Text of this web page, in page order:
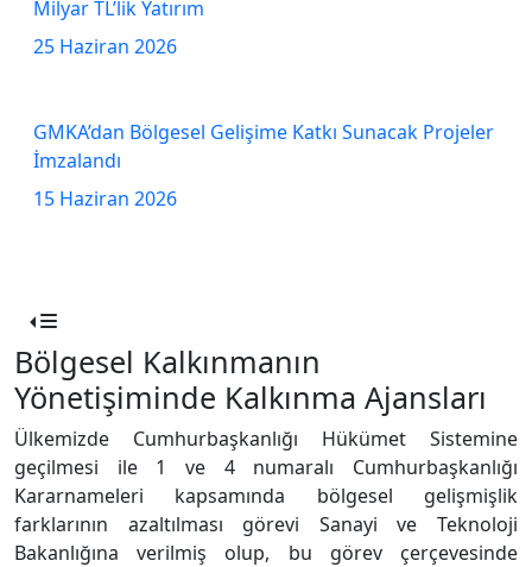
Milyar TL’lik Yatırım
25 Haziran 2026
GMKA’dan Bölgesel Gelişime Katkı Sunacak Projeler
İmzalandı
15 Haziran 2026
Bölgesel Kalkınmanın
Yönetişiminde Kalkınma Ajansları
Ülkemizde Cumhurbaşkanlığı Hükümet Sistemine
geçilmesi ile 1 ve 4 numaralı Cumhurbaşkanlığı
Kararnameleri kapsamında bölgesel gelişmişlik
farklarının azaltılması görevi Sanayi ve Teknoloji
Bakanlığına verilmiş olup, bu görev çerçevesinde